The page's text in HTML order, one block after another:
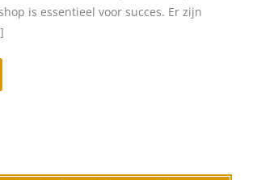
is essentieel voor succes. Er zijn